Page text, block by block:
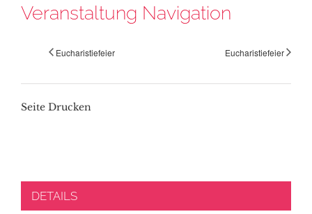
Veranstaltung Navigation
Eucharistiefeier Eucharistiefeier
Seite Drucken
DETAILS